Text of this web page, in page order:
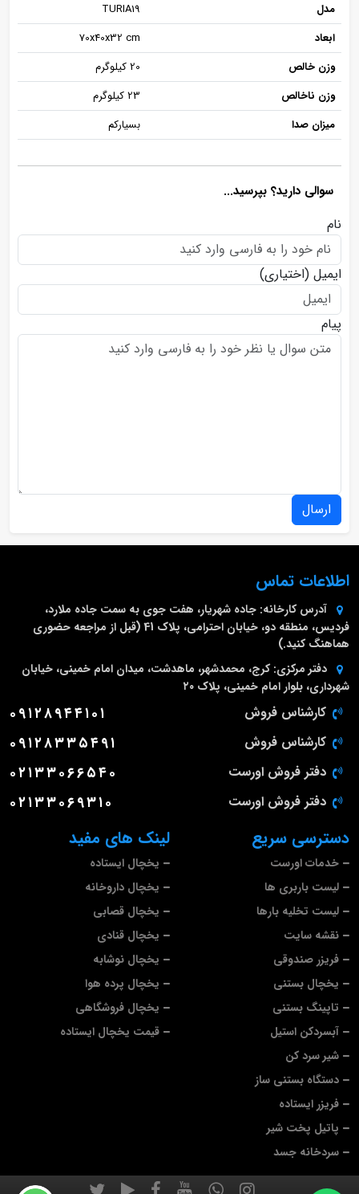
مدل
TURIA19
ابعاد
70x40x32 cm
وزن خالص
20 کیلوگرم
وزن ناخالص
23 کیلوگرم
میزان صدا
بسیارکم
سوالی دارید؟ بپرسید...
نام
ایمیل (اختیاری)
پیام
ارسال
لینک های مفید
یخچال ایستاده
یخچال داروخانه
یخچال قصابی
یخچال قنادی
یخچال نوشابه
یخچال پرده هوا
یخچال فروشگاهی
قیمت یخچال ایستاده
دسترسی سریع
خدمات اورست
لیست باربری ها
لیست تخلیه بارها
نقشه سایت
فریزر صندوقی
یخچال بستنی
تاپینگ بستنی
آبسردکن استیل
شیر سرد کن
دستگاه بستنی ساز
فریزر ایستاده
پاتیل پخت شیر
سردخانه جسد
اطلاعات تماس
آدرس کارخانه: جاده شهریار، هفت جوی به سمت جاده ملارد،
فردیس، منطقه دو، خیابان احترامی، پلاک 41 (قبل از مراجعه حضوری
هماهنگ کنید.)
دفتر مرکزی: کرج، محمدشهر، ماهدشت، میدان امام خمینی، خیابان
شهرداری، بلوار امام خمینی، پلاک ۲۰
کارشناس فروش ۰۹۱۲۸۹۴۴۱۰۱
کارشناس فروش ۰۹۱۲۸۳۳۵۴۹۱
دفتر فروش اورست ۰۲۱۳۳۰۶۶۵۴۰
دفتر فروش اورست ۰۲۱۳۳۰۶۹۳۱۰